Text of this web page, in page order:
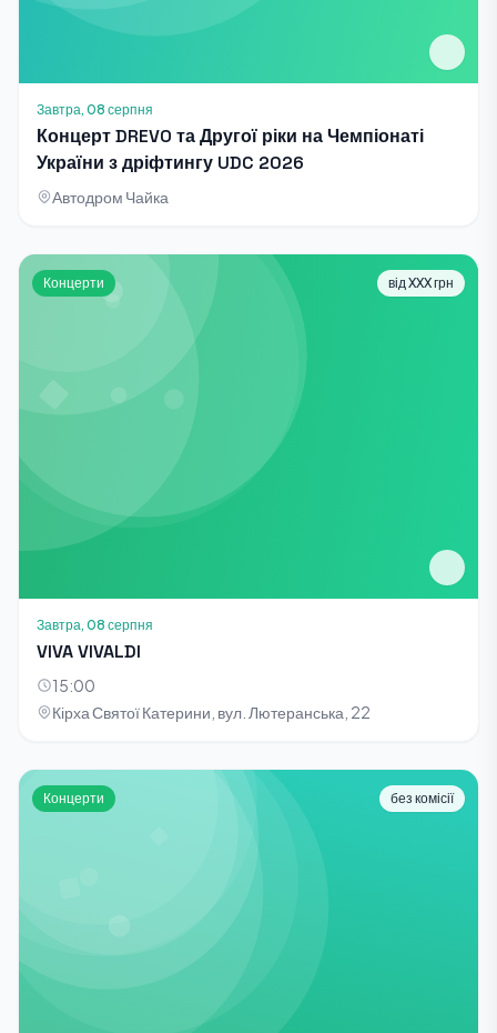
Завтра, 08 серпня
Концерт DREVO та Другої ріки на Чемпіонаті
України з дріфтингу UDC 2026
Автодром Чайка
Концерти від XXX грн
Завтра, 08 серпня
VIVA VIVALDI
15:00
Кірха Святої Катерини, вул. Лютеранська, 22
Концерти без комісії